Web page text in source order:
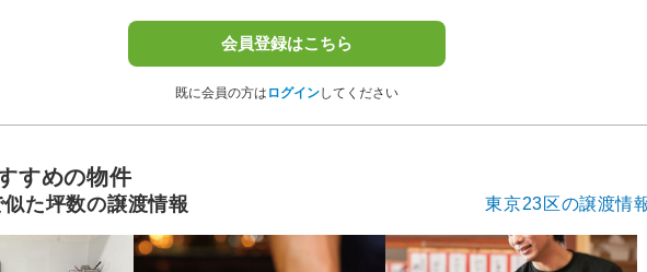
会員登録はこちら
既に会員の方は ログインしてください
すめの物件
た坪数の譲渡情報 東京23区の譲渡情